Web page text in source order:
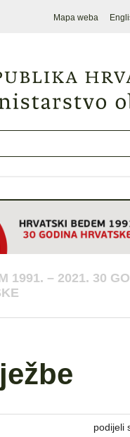
Mapa weba
1991. – 2021. 30
podijeli